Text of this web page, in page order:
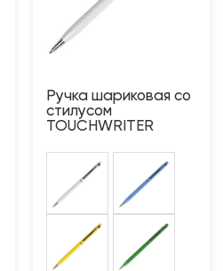
Ручка шариковая со
стилусом
TOUCHWRITER